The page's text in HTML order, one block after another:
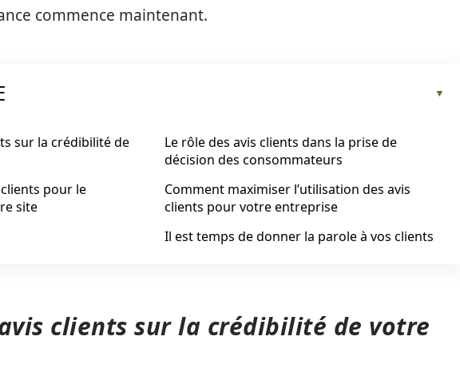
commence maintenant.
sur la crédibilité de
clients pour le
site
Le rôle des avis clients dans la prise de
décision des consommateurs
Comment maximiser l’utilisation des avis
clients pour votre entreprise
Il est temps de donner la parole à vos clients
clients sur la crédibilité de votre